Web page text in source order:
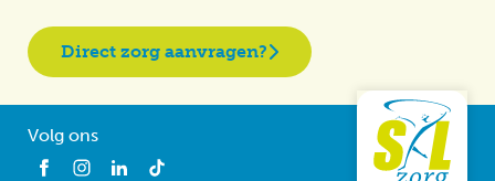
Direct zorg aanvragen?
Volg ons